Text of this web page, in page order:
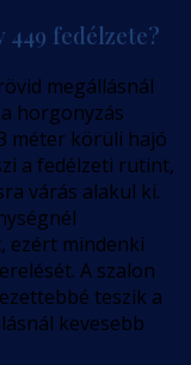
449 fedélzete?
megállásnál
horgonyzás
méter körüli hajó
a fedélzeti rutint,
várás alakul ki.
ezért mindenki
A szalon
teszik a
kevesebb